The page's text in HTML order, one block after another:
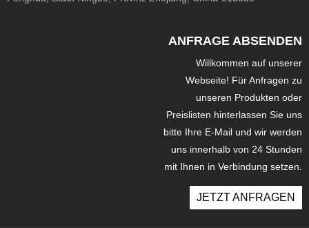
ANFRAGE ABSENDEN
Willkommen auf unserer
Webseite! Für Anfragen zu
unseren Produkten oder
Preislisten hinterlassen Sie uns
bitte Ihre E-Mail und wir werden
uns innerhalb von 24 Stunden
mit Ihnen in Verbindung setzen.
JETZT ANFRAGEN